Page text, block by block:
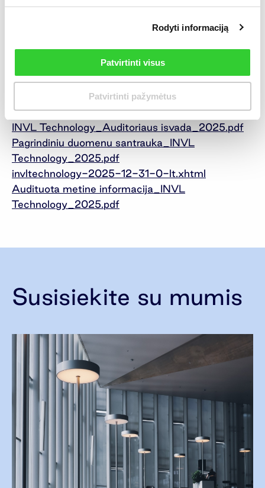
Rodyti informaciją
Patvirtinti visus
Patvirtinti pažymėtus
pirmaujanti alternatyvaus turto valdytoja „INVL
Asset Management“.
INVL Technology_Auditoriaus isvada_2025.pdf
Pagrindiniu duomenu santrauka_INVL
Technology_2025.pdf
invltechnology-2025-12-31-0-lt.xhtml
Audituota metine informacija_INVL
Technology_2025.pdf
Susisiekite su mumis